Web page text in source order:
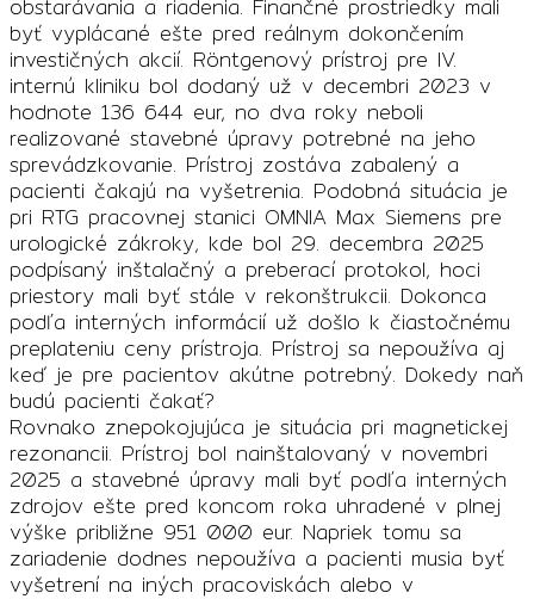
obstarávania a riadenia. Finančné prostriedky mali
byť vyplácané ešte pred reálnym dokončením
investičných akcií. Röntgenový prístroj pre IV.
internú kliniku bol dodaný už v decembri 2023 v
hodnote 136 644 eur, no dva roky neboli
realizované stavebné úpravy potrebné na jeho
sprevádzkovanie. Prístroj zostáva zabalený a
pacienti čakajú na vyšetrenia. Podobná situácia je
pri RTG pracovnej stanici OMNIA Max Siemens pre
urologické zákroky, kde bol 29. decembra 2025
podpísaný inštalačný a preberací protokol, hoci
priestory mali byť stále v rekonštrukcii. Dokonca
podľa interných informácií už došlo k čiastočnému
preplateniu ceny prístroja. Prístroj sa nepoužíva aj
keď je pre pacientov akútne potrebný. Dokedy naň
budú pacienti čakať?
Rovnako znepokojujúca je situácia pri magnetickej
rezonancii. Prístroj bol nainštalovaný v novembri
2025 a stavebné úpravy mali byť podľa interných
zdrojov ešte pred koncom roka uhradené v plnej
výške približne 951 000 eur. Napriek tomu sa
zariadenie dodnes nepoužíva a pacienti musia byť
vyšetrení na iných pracoviskách alebo v